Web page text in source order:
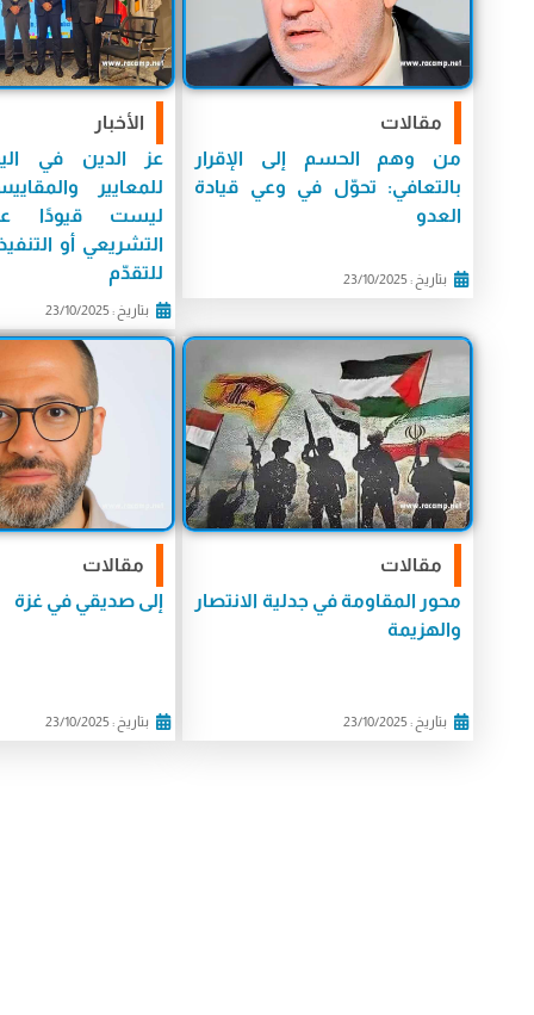
مقالات
من وهم الحسم إلى الإقرار
بالتعافي: تحوّل في وعي قيادة
العدو
بتاريخ : 23/10/2025
الأخبار
عز الدين في
للمعايير
ليست قيودًا
التشريعي أو
للتقدّم
بتاريخ : 23/10/2025
مقالات
محور المقاومة في جدلية الانتصار
والهزيمة
بتاريخ : 23/10/2025
مقالات
إلى صديقي في غزة
بتاريخ : 23/10/2025
الجبهة الشعبية
في صيدا تنظم
مع شعبنا